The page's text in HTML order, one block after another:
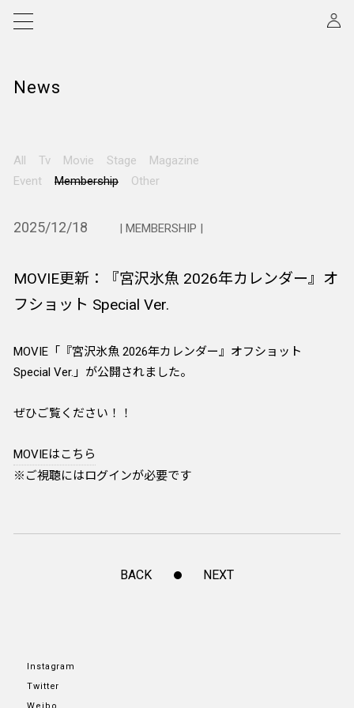
News
All Tv Movie Stage
Magazine
Event
Membership Other
2025/12/18 | MEMBERSHIP |
MOVIE更新：『宮沢氷魚 2026年カレンダー』オ
フショット Special Ver.
MOVIE「『宮沢氷魚 2026年カレンダー』オフショット
Special Ver.」が公開されました。
ぜひご覧ください！！
MOVIEはこちら
※ご視聴にはログインが必要です
BACK NEXT
Instagram
Twitter